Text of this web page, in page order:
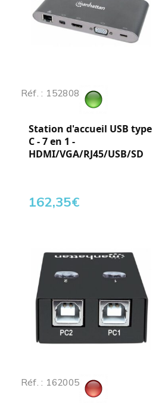
Réf. : 152808
Station d'accueil USB type
C - 7 en 1 -
HDMI/VGA/RJ45/USB/SD
162,35€
Réf. : 162005